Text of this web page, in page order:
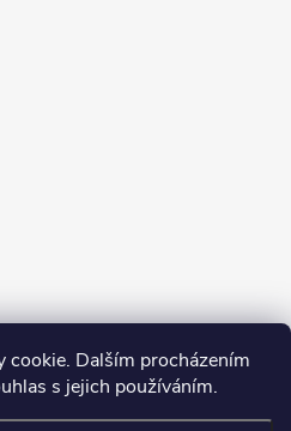
cookie. Dalším procházením
s jejich používáním.